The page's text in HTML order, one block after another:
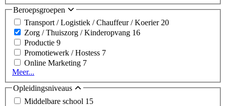
Beroepsgroepen
Transport / Logistiek / Chauffeur / Koerier20
Zorg / Thuiszorg / Kinderopvang 16
Productie 9
Promotiewerk / Hostess 7
Online Marketing 7
Meer...
Opleidingsniveaus
Middelbare school 15